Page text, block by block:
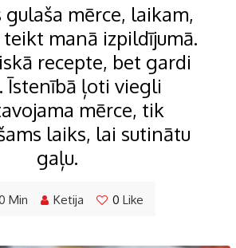
gulaša mērce, laikam,
manā izpildījumā.
recepte, bet gardi
Īstenībā ļoti viegli
mērce, tik
laiks, lai sutinātu
gaļu.
Min Ketija 0 Like